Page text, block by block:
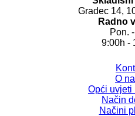
Gradec 14,
Radno
Pon.
9:00h -
O
Opći uvjeti
Način
Načini